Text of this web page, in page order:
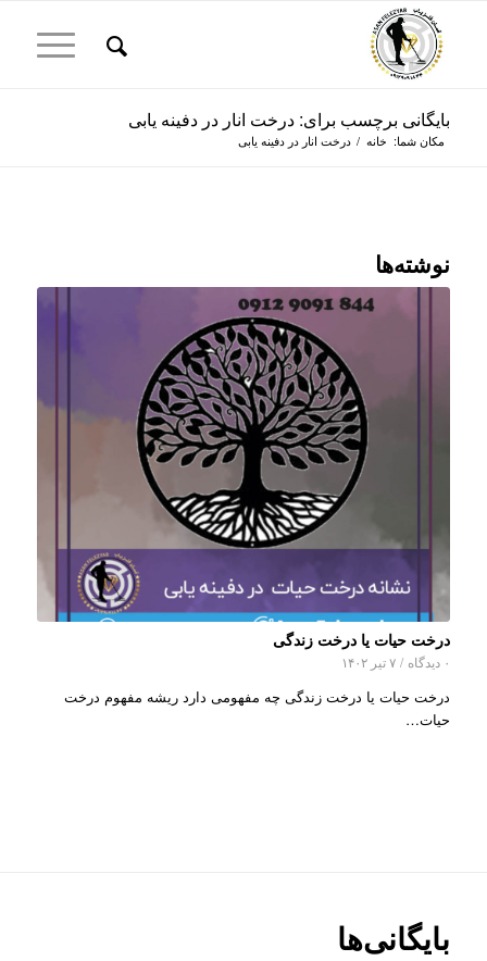
بایگانی برچسب برای: درخت انار در دفینه یابی
مکان شما: خانه / درخت انار در دفینه یابی
نوشته‌ها
درخت حیات یا درخت زندگی
۰ دیدگاه / ۷ تیر ۱۴۰۲
درخت حیات یا درخت زندگی چه مفهومی دارد ریشه مفهوم درخت
حیات…
بایگانی‌ها